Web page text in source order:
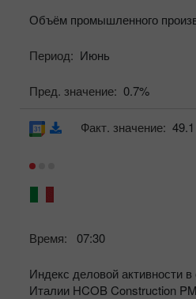
Объём промышленного
Период: Июнь
Пред. значение: 0.7%
Время: 07:30
Индекс деловой активности
Италии HCOB Construction
Факт. значение: 49.1